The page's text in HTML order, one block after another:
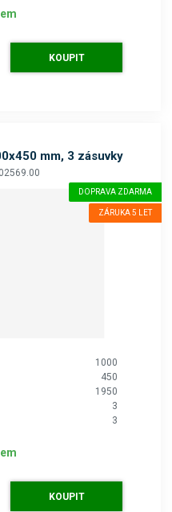
KOUPIT
mm, 3 zásuvky
DOPRAVA ZDARMA
ZÁRUKA 5 LET
1000
450
1950
3
3
KOUPIT